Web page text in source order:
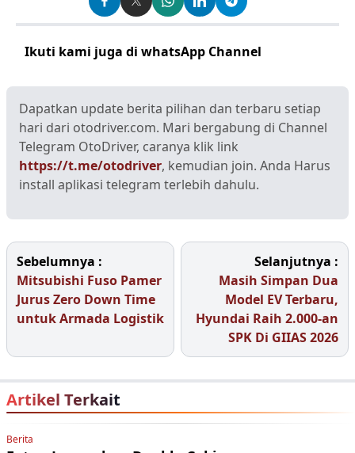
Ikuti kami juga di whatsApp Channel
Dapatkan update berita pilihan dan terbaru setiap
hari dari otodriver.com. Mari bergabung di Channel
Telegram OtoDriver, caranya klik link
https://t.me/otodriver, kemudian join. Anda Harus
install aplikasi telegram terlebih dahulu.
Sebelumnya :
Mitsubishi Fuso Pamer
Jurus Zero Down Time
untuk Armada Logistik
Selanjutnya :
Masih Simpan Dua
Model EV Terbaru,
Hyundai Raih 2.000-an
SPK Di GIIAS 2026
Artikel Terkait
Berita